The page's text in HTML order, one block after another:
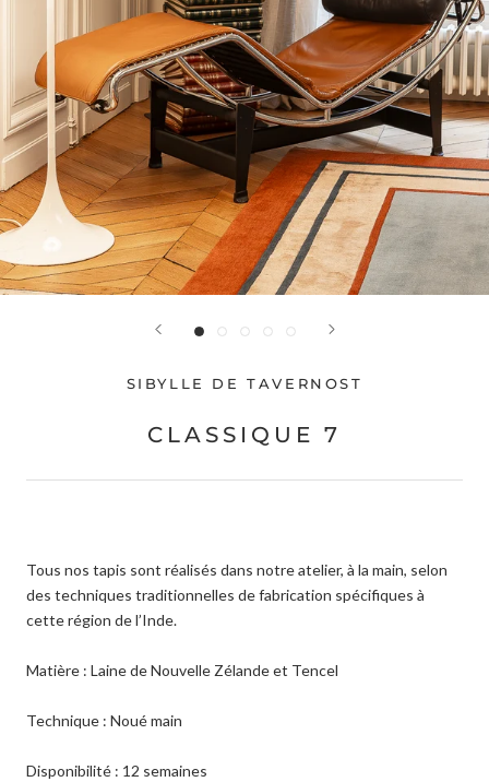
SIBYLLE DE TAVERNOST
CLASSIQUE 7
Tous nos tapis sont réalisés dans notre atelier, à la main, selon
des techniques traditionnelles de fabrication spécifiques à
cette région de l’Inde.
Matière : Laine de Nouvelle Zélande et Tencel
Technique : Nouémain
Disponibilité : 12 semaines